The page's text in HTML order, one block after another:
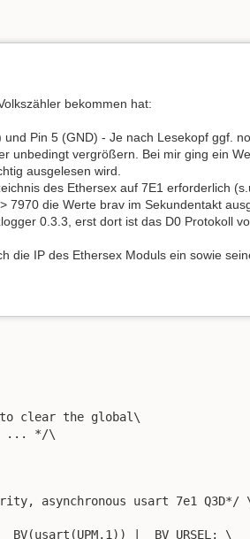
bekommen hat:
Pin 5 (GND) - Je nach Lesekopf ggf.
unbedingt vergrößern. Bei mir ging ein
ausgelesen wird.
des Ethersex auf 7E1 erforderlich
7970 die Werte brav im Sekundentakt
0.3.3, erst dort ist das D0 Protokoll
die IP des Ethersex Moduls ein sowie
clear the global\
... */\
asynchronous usart 7e1 Q3D*/
| _BV_URSEL; \